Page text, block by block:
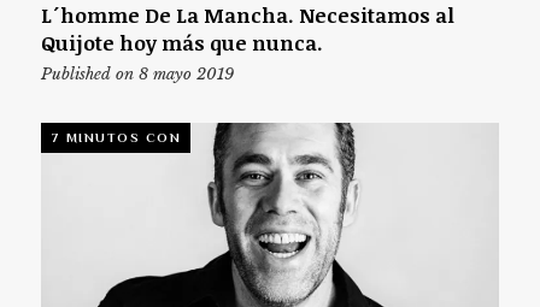
L´homme De La Mancha. Necesitamos al
Quijote hoy más que nunca.
Published on 8 mayo 2019
7 MINUTOS CON